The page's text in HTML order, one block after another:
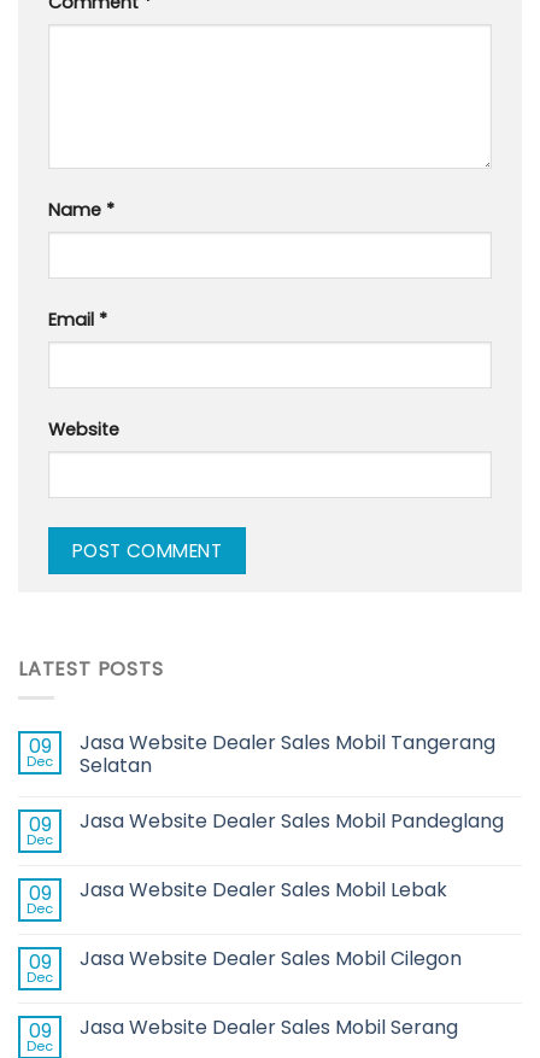
Name *
Email *
Website
LATEST POSTS
09
Dec
Jasa Website Dealer Sales Mobil Tangerang
Selatan
09
Dec
Jasa Website Dealer Sales Mobil Pandeglang
09
Dec
Jasa Website Dealer Sales Mobil Lebak
09
Dec
Jasa Website Dealer Sales Mobil Cilegon
09
Dec
Jasa Website Dealer Sales Mobil Serang